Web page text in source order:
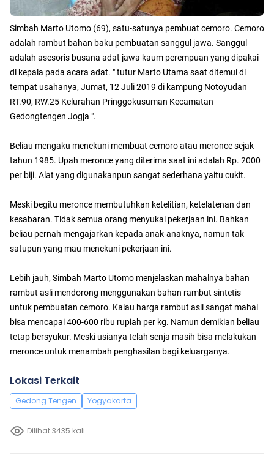
Simbah Marto Utomo (69), satu-satunya pembuat cemoro. Cemoro
adalah rambut bahan baku pembuatan sanggul jawa. Sanggul
adalah asesoris busana adat jawa kaum perempuan yang dipakai
di kepala pada acara adat. " tutur Marto Utama saat ditemui di
tempat usahanya, Jumat, 12 Juli 2019 di kampung Notoyudan
RT.90, RW.25 Kelurahan Pringgokusuman Kecamatan
Gedongtengen Jogja ".
Beliau mengaku menekuni membuat cemoro atau meronce sejak
tahun 1985. Upah meronce yang diterima saat ini adalah Rp. 2000
per biji. Alat yang digunakanpun sangat sederhana yaitu cukit.
Meski begitu meronce membutuhkan ketelitian, ketelatenan dan
kesabaran. Tidak semua orang menyukai pekerjaan ini. Bahkan
beliau pernah mengajarkan kepada anak-anaknya, namun tak
satupun yang mau menekuni pekerjaan ini.
Lebih jauh, Simbah Marto Utomo menjelaskan mahalnya bahan
rambut asli mendorong menggunakan bahan rambut sintetis
untuk pembuatan cemoro. Kalau harga rambut asli sangat mahal
bisa mencapai 400-600 ribu rupiah per kg. Namun demikian beliau
tetap bersyukur. Meski usianya telah senja masih bisa melakukan
meronce untuk menambah penghasilan bagi keluarganya.
Lokasi Terkait
Gedong Tengen Yogyakarta
Dilihat 3435 kali